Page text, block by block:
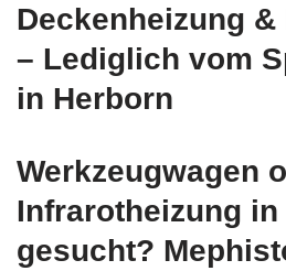
Deckenheizung
– Lediglich vom
in Herborn
Werkzeugwagen
Infrarotheizung in
gesucht?